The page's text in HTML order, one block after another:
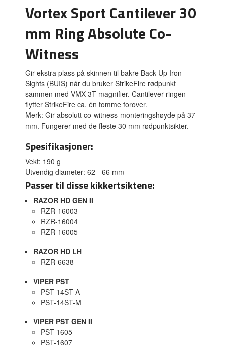
Vortex Sport Cantilever 30
mm Ring Absolute Co-
Witness
Gir ekstra plass på skinnen til bakre Back Up Iron
Sights (BUIS) når du bruker StrikeFire rødpunkt
sammen med VMX-3T magnifier. Cantilever-ringen
flytter StrikeFire ca. én tomme forover.
Merk: Gir absolutt co-witness-monteringshøyde på 37
mm. Fungerer med de fleste 30 mm rødpunktsikter.
Spesifikasjoner:
Vekt: 190 g
Utvendig diameter: 62 - 66 mm
Passer til disse kikkertsiktene:
RAZOR HD GEN II
RZR-16003
RZR-16004
RZR-16005
RAZOR HD LH
RZR-6638
VIPER PST
PST-14ST-A
PST-14ST-M
VIPER PST GEN II
PST-1605
PST-1607